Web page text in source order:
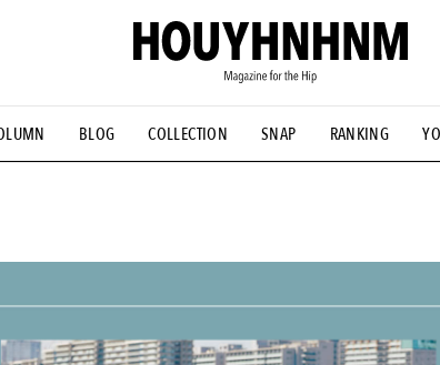
BLOG COLLECTION SNAP RANKING
#古着サミット #NEW VINTAGE #マイナーグッ
#FOCUS IT #AH.H #ととけん #FASHION